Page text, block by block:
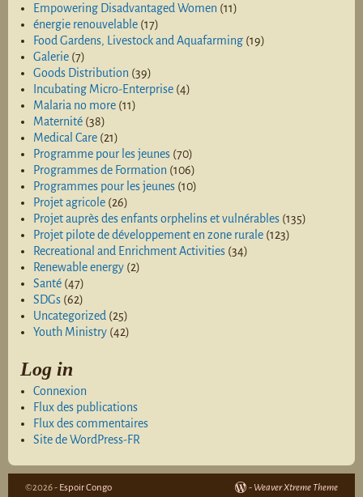
Empowering Disadvantaged Women (11)
énergie renouvelable (17)
Food Gardens, Livestock and Aquafarming (19)
Galerie (7)
Goods Distribution (39)
Incubating Micro-Enterprise (4)
Malaria no more (11)
Maternité (38)
Medical Care (21)
Programme pour les jeunes (70)
Programmes de Formation (106)
Programmes pour les jeunes (10)
Projet agricole (26)
Projet auprès des enfants orphelins et vulnérables (135)
Projet pilote de développement en zone rurale (123)
Recreational and Enrichment Activities (34)
Renewable energy (2)
Santé (47)
SDGs (62)
Uncategorized (25)
Youth Ministry (42)
Log in
Connexion
Flux des publications
Flux des commentaires
Site de WordPress-FR
©2026 - Espoir Congo - Weaver Xtreme Theme